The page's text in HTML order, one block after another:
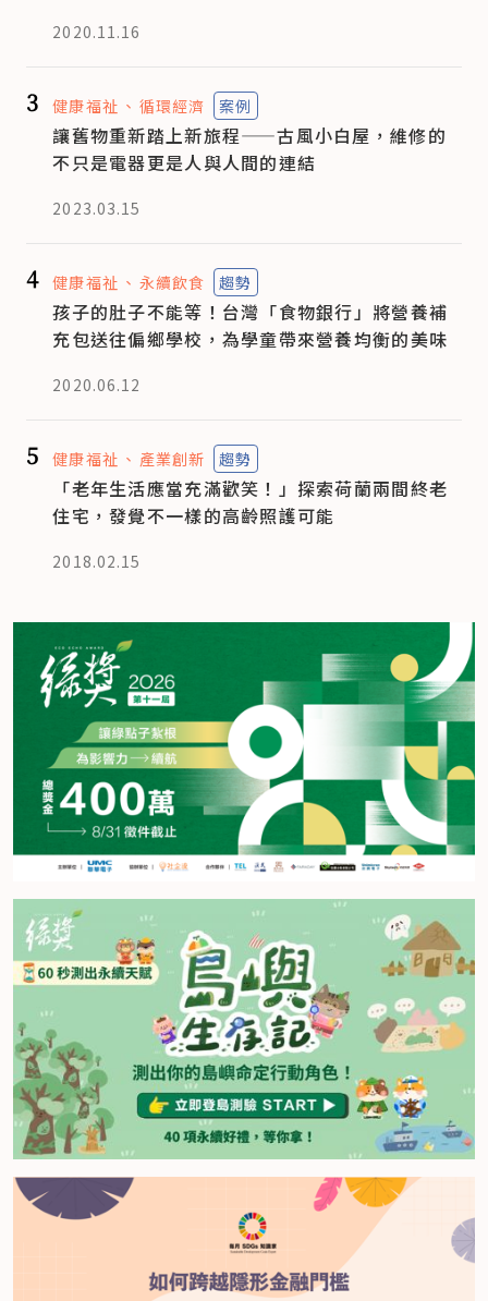
2020.11.16
3 健康福祉 循環經濟 案例
讓舊物重新踏上新旅程——古風小白屋，維修的
不只是電器更是人與人間的連結
2023.03.15
4 健康福祉 永續飲食 趨勢
孩子的肚子不能等！台灣「食物銀行」將營養補
充包送往偏鄉學校，為學童帶來營養均衡的美味
2020.06.12
5 健康福祉 產業創新 趨勢
「老年生活應當充滿歡笑！」探索荷蘭兩間終老
住宅，發覺不一樣的高齡照護可能
2018.02.15